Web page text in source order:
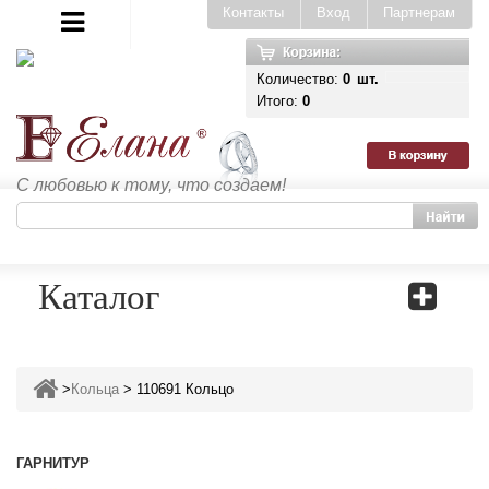
С любовью к тому, что создаем!
Партнерам
Вход
Контакты
Количество: 0 шт.
Итого: 0
Каталог
> Кольца > 110691 Кольцо
ГАРНИТУР